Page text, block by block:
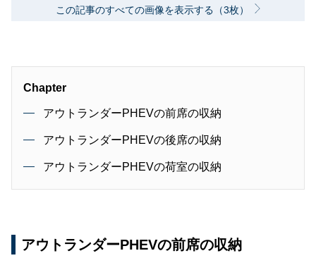
この記事のすべての画像を表示する（3枚）
Chapter
アウトランダーPHEVの前席の収納
アウトランダーPHEVの後席の収納
アウトランダーPHEVの荷室の収納
アウトランダーPHEVの前席の収納